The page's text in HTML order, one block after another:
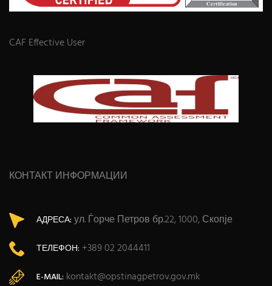
CAF Effective User
КОНТАКТ ИНФОРМАЦИИ
АДРЕСА: ул. Ѓорче Петров бр.22, 1000, Скопје
ТЕЛЕФОН: +389 02 2044411
E-MAIL: kontakt@opstinagpetrov.gov.mk